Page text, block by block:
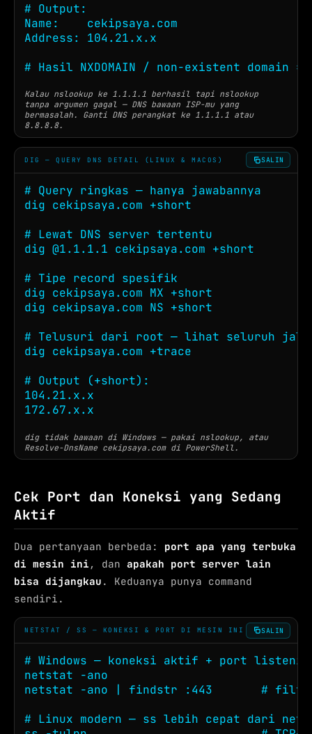
# Output:
Name:    cekipsaya.com
Address: 104.21.x.x
# Hasil NXDOMAIN / non-existent domain
Kalau nslookup ke 1.1.1.1 berhasil tapi nslookup
tanpa argumen gagal — DNS bawaan ISP-mu yang
bermasalah. Ganti DNS perangkat ke 1.1.1.1 atau
8.8.8.8.
DIG — QUERY DNS DETAIL (LINUX & MACOS) SALIN
# Query ringkas — hanya jawabannya
dig cekipsaya.com +short
# Lewat DNS server tertentu
dig @1.1.1.1 cekipsaya.com +short
# Tipe record spesifik
dig cekipsaya.com MX +short
dig cekipsaya.com NS +short
# Telusuri dari root — lihat seluruh
dig cekipsaya.com +trace
# Output (+short):
104.21.x.x
172.67.x.x
dig tidak bawaan di Windows — pakai nslookup, atau
Resolve-DnsName cekipsaya.com di PowerShell.
Cek Port dan Koneksi yang Sedang
Aktif
Dua pertanyaan berbeda: port apa yang terbuka
di mesin ini , dan apakah port server lain
bisa dijangkau . Keduanya punya command
sendiri.
NETSTAT / SS — KONEKSI & PORT DI MESIN INI SALIN
# Windows — koneksi aktif + port
netstat -ano
netstat -ano | findstr :443       #
# Linux modern — ss lebih cepat dari